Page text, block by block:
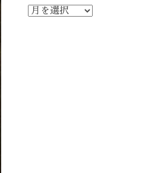
ア
ー